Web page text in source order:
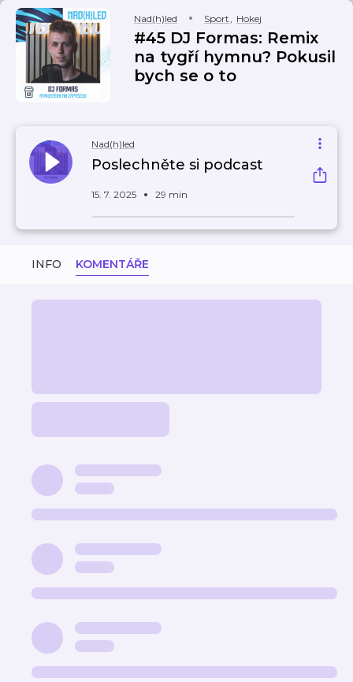
Nad(h)led Sport, Hokej
#45 DJ Formas: Remix
na tygří hymnu? Pokusil
bych se o to
Nad(h)led
Poslechněte si podcast
15. 7. 2025 29 min
INFO KOMENTÁŘE